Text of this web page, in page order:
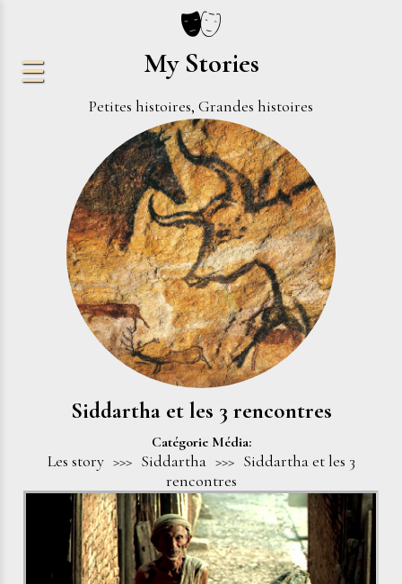
My Stories
Petites histoires, Grandes histoires
Siddartha et les 3 rencontres
Catégorie Média:
Les story >>> Siddartha >>> Siddartha et les 3
rencontres